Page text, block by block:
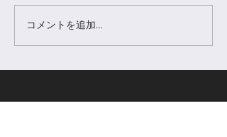
コメントを追加…